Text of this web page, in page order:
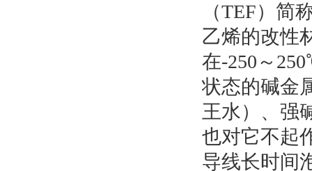
（TEF）简
乙烯的改性
在-250～
状态的碱金
王水）、强
也对它不起
导线长时间